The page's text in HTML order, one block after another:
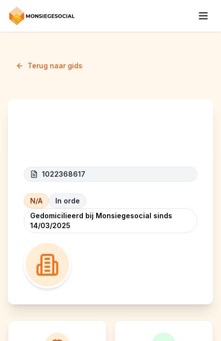
Terug naar gids
1022368617
N/A
In orde
Gedomicilieerd bij Monsiegesocial sinds
14/03/2025